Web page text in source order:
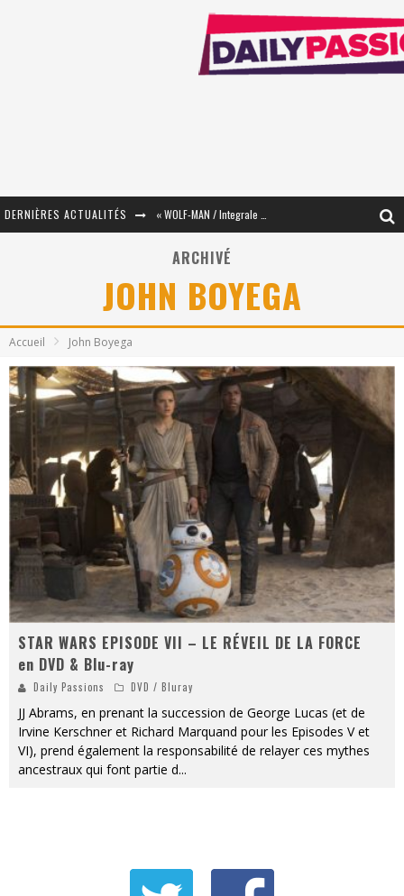
DERNIÈRES ACTUALITÉS
« Mon Village Révolté » - Combattre un Projet !
« Le Béton et le Bambou / Propositions pour Mayotte et le Monde. » - Améliorations !
PsyRiver 2026 : la magie revient sur les rives de l’Aar
« MOFUSAND / Parler Japonais » – Des Expressions Pratiques !
Assassin's Creed Black Flag Resynced
« Le Vent dand les Saules » - Une Belle Histoire !
« Damn Them All » - Un duo de Choc !
Yoshi and the mysterious book
ARCHIVÉ
JOHN BOYEGA
Accueil John Boyega
STAR WARS EPISODE VII – LE RÉVEIL DE LA FORCE
en DVD & Blu-ray
Daily Passions DVD / Bluray
JJ Abrams, en prenant la succession de George Lucas (et de
Irvine Kerschner et Richard Marquand pour les Episodes V et
VI), prend également la responsabilité de relayer ces mythes
ancestraux qui font partie d...